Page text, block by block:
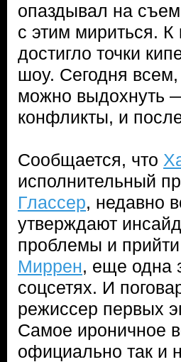
опаздывал на
с этим мириться.
достигло точки
шоу. Сегодня всем,
можно выдохнуть
конфликты, и
Сообщается, что
исполнительный
Глассер, недавно
утверждают
проблемы и
Миррен, еще одна
соцсетях. И
режиссер первых
Самое ироничное
официально так и